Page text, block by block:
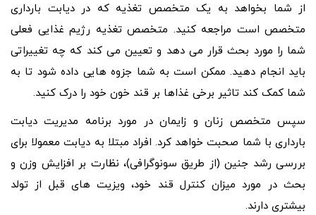
از شما بخواهد به یک متخصص تغذیه که در دیابت بارداری
متخصص است مراجعه کنید. متخصص تغذیه رژیم غذایی فعلی
شما را مورد بحث قرار می دهد و تعیین می کند که چه تغییراتی
باید انجام دهید. ممکن است به شما جزوه هایی داده شود تا به
شما کمک کند تاثیر برخی غذاها بر قند خون خود را درک کنید.
سپس متخصص زنان و زایمان در مورد برنامه مدیریت دیابت
بارداری با شما صحبت خواهد کرد. افراد مبتلا به دیابت معمولا برای
بررسی رشد جنین (از طریق سونوگرافی)، نظارت بر افزایش وزن و
بحث در مورد میزان کنترل قند خود، ویزیت های قبل از تولد
بیشتری دارند.